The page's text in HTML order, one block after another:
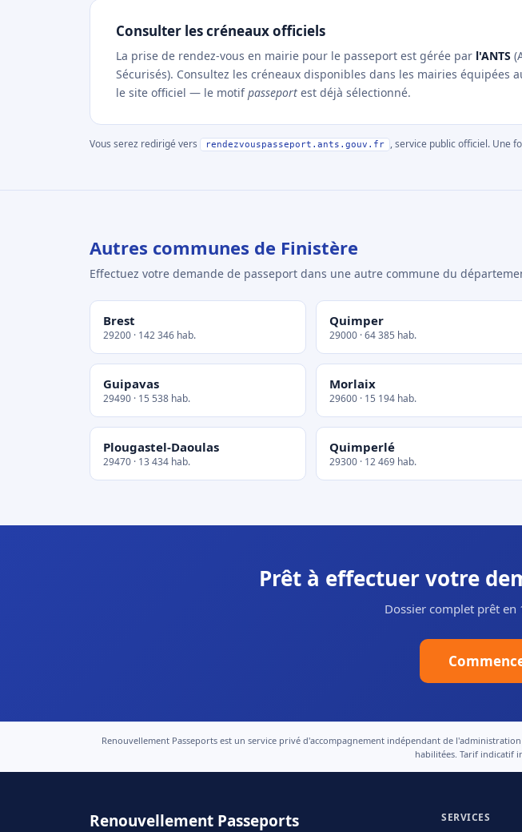
Consulter les créneaux officiels
La prise de rendez-vous en mairie pour le passeport est gérée par l'ANTS
Sécurisés). Consultez les créneaux disponibles dans les mairies équipées
le site officiel — le motifpasseport est déjà sélectionné.
Vous serez redirigé vers rendezvouspasseport.ants.gouv.fr , service public officiel. Une
Autres communes de Finistère
Effectuez votre demande de passeport dans une autre commune du
Brest
29200 · 142 346 hab.
Quimper
29000 · 64 385 hab.
Guipavas
29490 · 15 538 hab.
Morlaix
29600 · 15 194 hab.
Plougastel-Daoulas
29470 · 13 434 hab.
Quimperlé
29300 · 12 469 hab.
Prêt à effectuer votre
Dossier complet prêt en
Renouvellement Passeports est un service privé d'accompagnement indépendant de
habilitées. Tarif indicatif
Renouvellement Passeports SERVICES